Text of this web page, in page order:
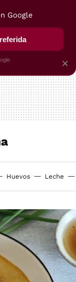
VEGUI
Huevos Leche
×
Google